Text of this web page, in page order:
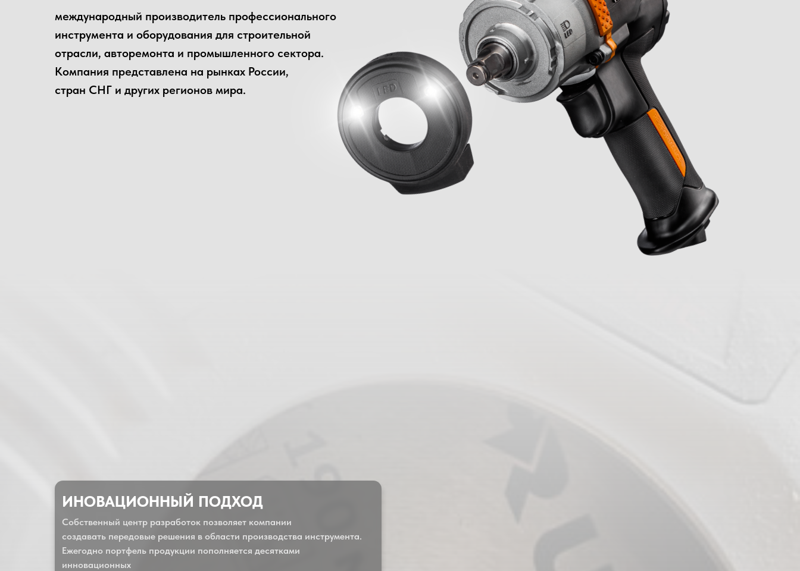
международный производитель профессионального
инструмента и оборудования для строительной
отрасли, авторемонта и промышленного сектора.
Компания представлена на рынках России,
стран СНГ и других регионов мира.
Собственный центр разработок позволяет компании
создавать передовые решения в области производства инструмента.
Ежегодно портфель продукции пополняется десятками
инновационных
ИНОВАЦИОННЫЙ ПОДХОД